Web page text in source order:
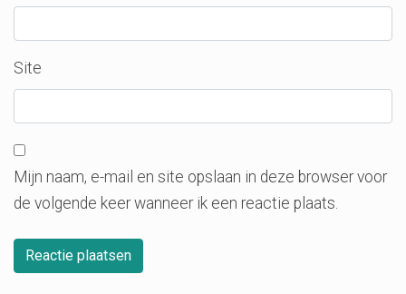
Site
Mijn naam, e-mail en site opslaan in deze browser voor
de volgende keer wanneer ik een reactie plaats.